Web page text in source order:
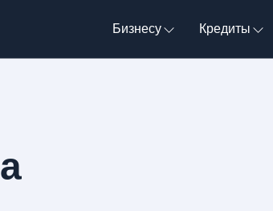
Бизнесу Кредиты